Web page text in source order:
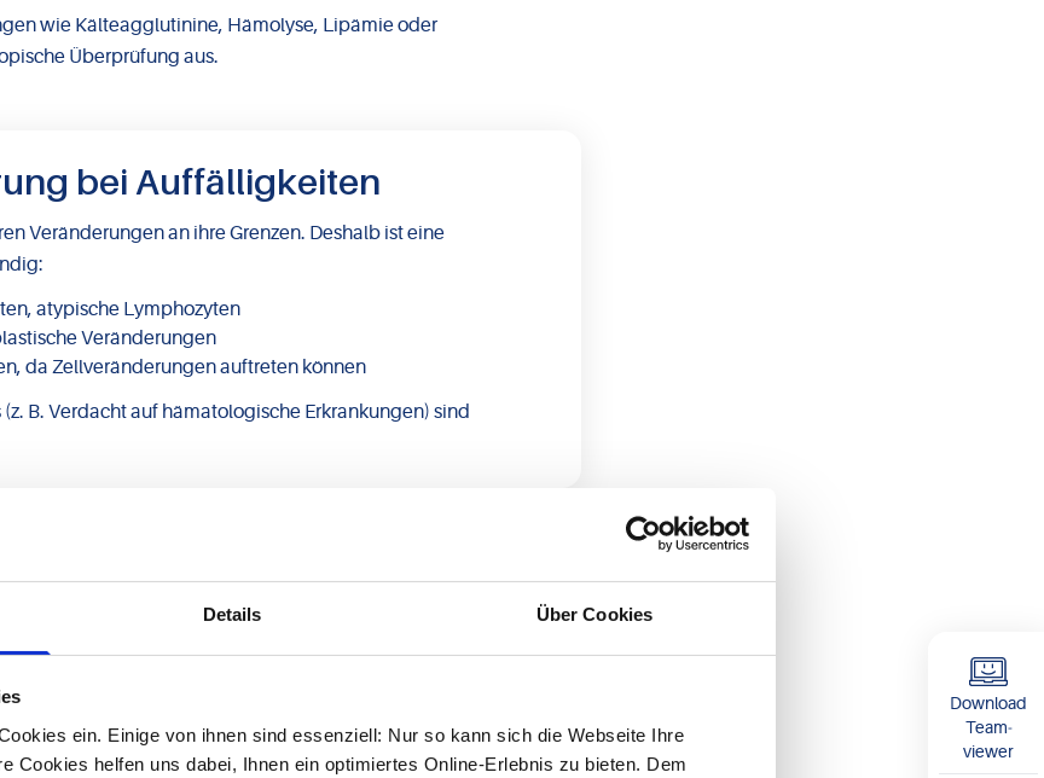
Details Über Cookies
ein. Einige von ihnen sind essenziell: Nur so kann sich die Webseite Ihre
Cookies helfen uns dabei, Ihnen ein optimiertes Online-Erlebnis zu bieten. Dem
Download
Team­
viewer
wie Kälteagglutinine, Hämolyse, Lipämie oder
Überprüfung aus.
bei Auffälligkeiten
Veränderungen an ihre Grenzen. Deshalb ist eine
atypische Lymphozyten
Veränderungen
da Zellveränderungen auftreten können
B. Verdacht auf hämatologische Erkrankungen) sind
sicherstellen
zu falsch niedrigen Werten und fehlerhafter Diagnostik